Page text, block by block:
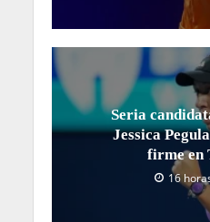
Seria
Jessica
firme en
16